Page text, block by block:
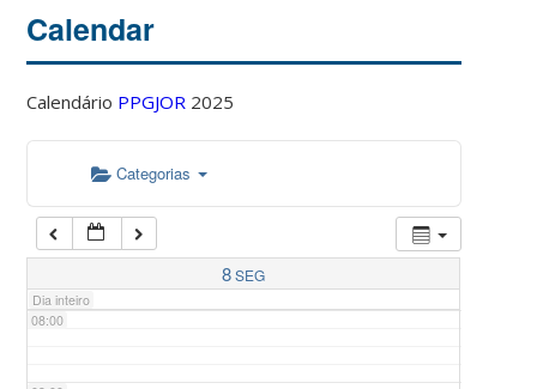
Calendar
Calendário PPGJOR 2025
Categorias
8SEG
Dia inteiro
04:00
05:00
07:00
08:00